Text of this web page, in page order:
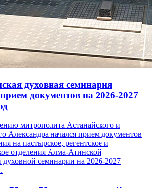
духовная семинария
документов на 2026-2027
митрополита Астанайского и
Александра начался прием документов
на пастырское, регентское и
отделения Алма-Атинской
духовной семинарии на 2026-2027